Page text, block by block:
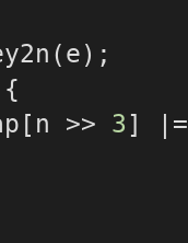
(e);
[n >> 3 ]